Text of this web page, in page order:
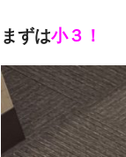
まずは小３！